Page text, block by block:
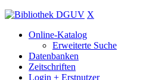
X
Online-Katalog
Erweiterte Suche
Datenbanken
Zeitschriften
Login + Erstnutzer